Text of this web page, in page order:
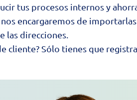
tus procesos internos y
nos encargaremos de
las direcciones.
cliente? Sólo tienes que